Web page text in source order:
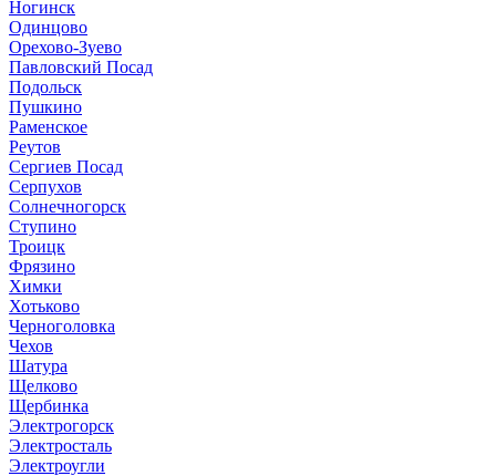
Ногинск
Одинцово
Орехово-Зуево
Павловский Посад
Подольск
Пушкино
Раменское
Реутов
Сергиев Посад
Серпухов
Солнечногорск
Ступино
Троицк
Фрязино
Химки
Хотьково
Черноголовка
Чехов
Шатура
Щелково
Щербинка
Электрогорск
Электросталь
Электроугли